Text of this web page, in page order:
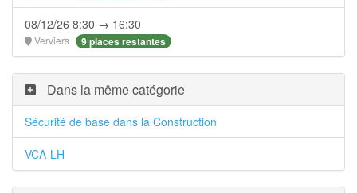
08/12/26 8:30 → 16:30
Verviers 9 places restantes
Dans la même catégorie
Sécurité de base dans la Construction
VCA-LH